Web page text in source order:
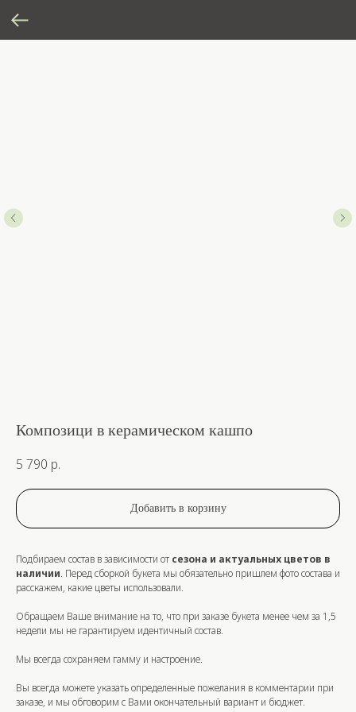
Композици в керамическом кашпо
5 790 р.
Добавить в корзину
Подбираем состав в зависимости от сезона и актуальных цветов в
наличии. Перед сборкой букета мы обязательно пришлем фото состава и
расскажем, какие цветы использовали.
Обращаем Ваше внимание на то, что при заказе букета менее чем за 1,5
недели мы не гарантируем идентичный состав.
Мы всегда сохраняем гамму и настроение.
Вы всегда можете указать определенные пожелания в комментарии при
заказе, и мы обговорим с Вами окончательный вариант и бюджет.